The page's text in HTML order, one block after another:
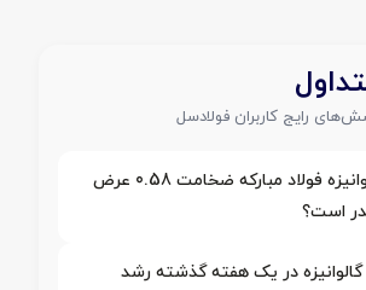
رایج کاربران فولادسل
قیمت ورق گالوانیزه فولاد مبارکه ضخامت 0.58 عرض
در یک هفته گذشته رشد